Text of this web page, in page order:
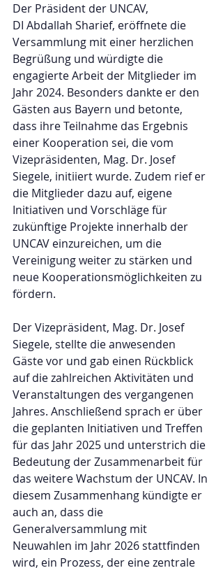
Der Präsident der UNCAV,
DI Abdallah Sharief, eröffnete die
Versammlung mit einer herzlichen
Begrüßung und würdigte die
engagierte Arbeit der Mitglieder im
Jahr 2024. Besonders dankte er den
Gästen aus Bayern und betonte,
dass ihre Teilnahme das Ergebnis
einer Kooperation sei, die vom
Vizepräsidenten, Mag. Dr. Josef
Siegele, initiiert wurde. Zudem rief er
die Mitglieder dazu auf, eigene
Initiativen und Vorschläge für
zukünftige Projekte innerhalb der
UNCAV einzureichen, um die
Vereinigung weiter zu stärken und
neue Kooperationsmöglichkeiten zu
fördern.
Der Vizepräsident, Mag. Dr. Josef
Siegele, stellte die anwesenden
Gäste vor und gab einen Rückblick
auf die zahlreichen Aktivitäten und
Veranstaltungen des vergangenen
Jahres. Anschließend sprach er über
die geplanten Initiativen und Treffen
für das Jahr 2025 und unterstrich die
Bedeutung der Zusammenarbeit für
das weitere Wachstum der UNCAV. In
diesem Zusammenhang kündigte er
auch an, dass die
Generalversammlung mit
Neuwahlen im Jahr 2026 stattfinden
wird, ein Prozess, der eine zentrale